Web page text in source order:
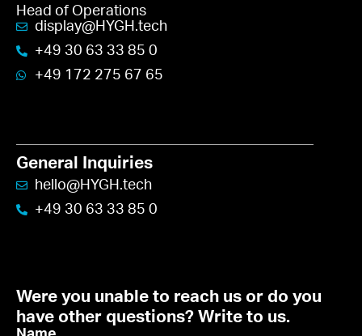
Head of Operations
display@HYGH.tech
+49 30 63 33 85 0
+49 172 275 67 65
General Inquiries
hello@HYGH.tech
+49 30 63 33 85 0​
Were you unable to reach us or do you
have other questions? Write to us.